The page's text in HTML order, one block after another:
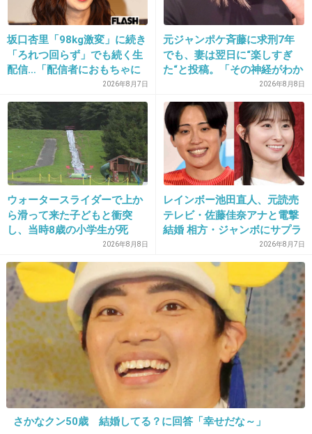
有名人てほんと大変
+294 -14
12. 匿名2014/09/27(土) 13:31:18
１か月前に前置胎盤だって言ってて気になって
た。
無事回復しますように。。
矢沢心、妊娠中第2子は前置胎盤「これば
っかりはどーなるか…」
girlschannel.net
矢沢心、妊娠中第2子は前置胎盤「こればっかりはどーなるか…」 矢沢心
妊娠中第２子は前置胎盤/芸能速報/デイリースポーツ online元格闘家の夫・
魔裟斗（３５）との間に第２子を妊娠しているタレントの矢沢心（３３）
が最近の検診の結果「前置胎盤」であることが分...
+196 -5
13. 匿名 2014/09/27(土) 13:31:55
心配だね
+50
坂口杏里「98kg激変」に続き
「ろれつ回らず」でも続く生
配信…「配信者におもちゃに
されてる」知人は懸念表明
2026年8月7日
元ジャンポケ斉藤に求刑7年
でも、妻は翌日に“楽しすぎ
た“と投稿。「その神経がわか
2026年8月8日
ウォータースライダーで上か
ら滑って来た子どもと衝突
し、当時8歳の小学生が死
亡 イベントの引率責任者の
町職員を「減給」の懲戒処
分 児童の両親は「軽過ぎ
る」「全く納得できない」
島根県邑南町
2026年8月8日
レインボー池田直人、元読売
テレビ・佐藤佳奈アナと電撃
結婚 相方・ジャンボにサプラ
2026年8月7日
さかなクン50歳 結婚してる？に回答「幸せだな～」